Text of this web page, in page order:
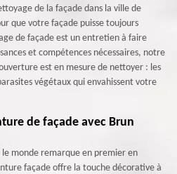
de la façade dans la ville de
que votre façade puisse toujours
de façade est un entretien à faire
et compétences nécessaires, notre
est en mesure de nettoyer : les
végétaux qui envahissent votre
de façade avec Brun
monde remarque en premier en
façade offre la touche décorative à